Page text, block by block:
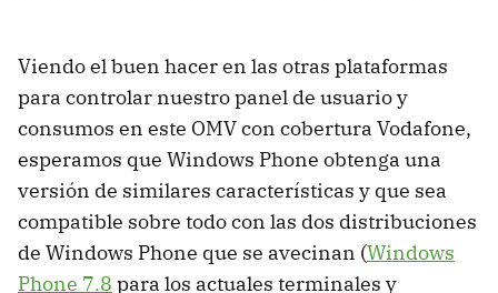
Viendo el buen hacer en las otras plataformas
para controlar nuestro panel de usuario y
consumos en este OMVcon cobertura Vodafone,
esperamos que Windows Phone obtenga una
versión de similares características y que sea
compatible sobre todo con las dos distribuciones
de Windows Phone que se avecinan (Windows
Phone 7.8 para los actuales terminales y